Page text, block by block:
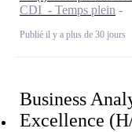
CDI - Temps plein
Publié il y a plus de 30 jours
Business
Excellence